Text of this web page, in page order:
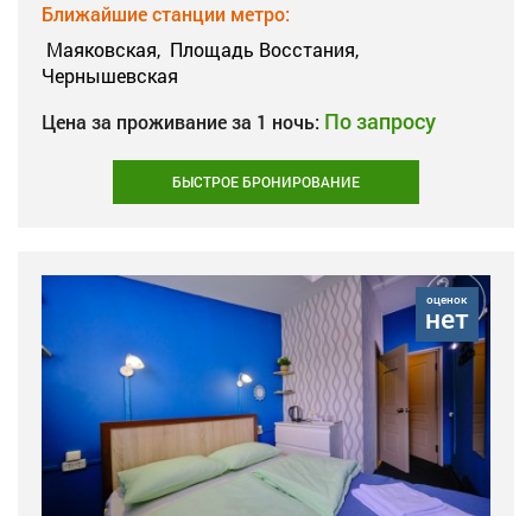
Ближайшие станции метро:
Маяковская, Площадь Восстания,
Чернышевская
Цена за проживание за 1 ночь: По запросу
БЫСТРОЕ БРОНИРОВАНИЕ
оценок
нет